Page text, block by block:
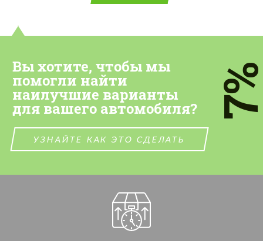
Вы хотите, чтобы мы
помогли найти
наилучшие варианты
для вашего автомобиля?
УЗНАЙТЕ КАК ЭТО СДЕЛАТЬ
Мы говорим на вашем языке